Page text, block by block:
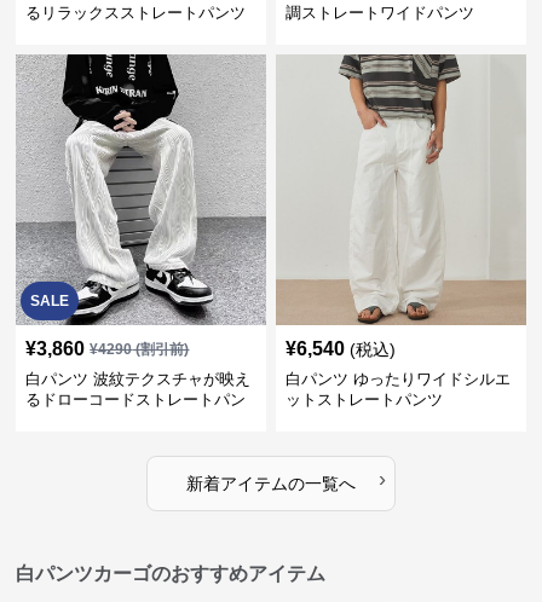
るリラックスストレートパンツ
調ストレートワイドパンツ
SALE
¥3,860 ¥4290(割引前)
白パンツ 波紋テクスチャが映え
るドローコードストレートパン
¥6,540 (税込)
白パンツ ゆったりワイドシルエ
ットストレートパンツ
新着アイテムの一覧へ ›
白パンツカーゴのおすすめアイテム